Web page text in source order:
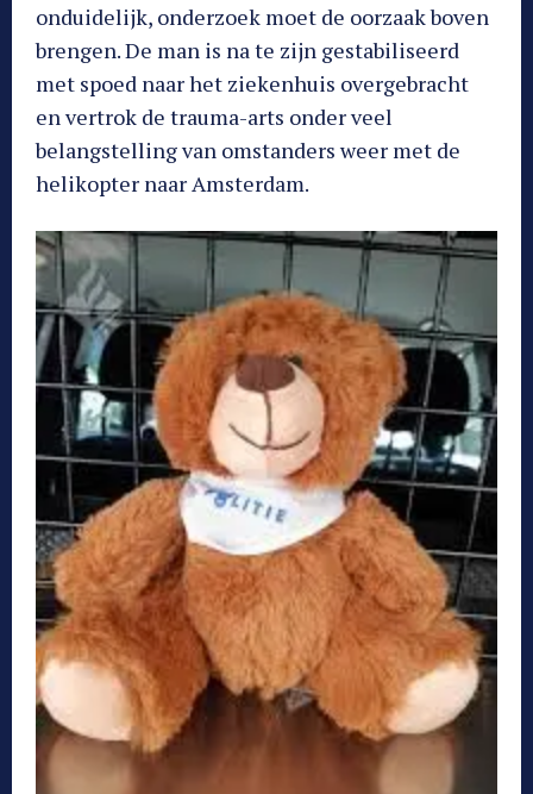
onduidelijk, onderzoek moet de oorzaak boven
brengen. De man is na te zijn gestabiliseerd
met spoed naar het ziekenhuis overgebracht
en vertrok de trauma-arts onder veel
belangstelling van omstanders weer met de
helikopter naar Amsterdam.